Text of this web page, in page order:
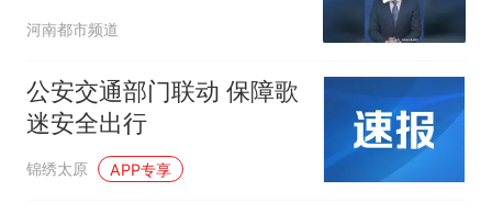
站，走错路
河南都市频道
公安交通部门联动 保障歌
迷安全出行
锦绣太原 APP专享